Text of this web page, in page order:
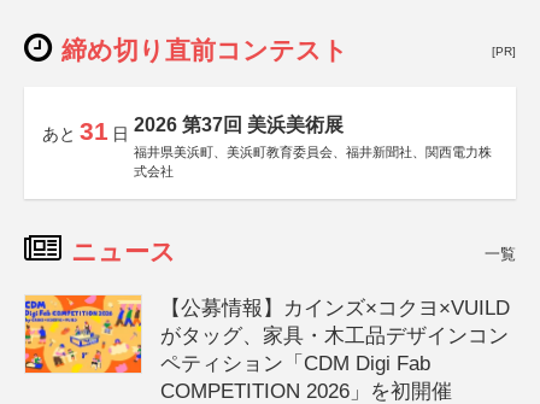
締め切り直前コンテスト [PR]
あと 31 日 2026 第37回 美浜美術展
福井県美浜町、美浜町教育委員会、福井新聞社、関西電力株
式会社
ニュース 一覧
【公募情報】カインズ×コクヨ×VUILD
がタッグ、家具・木工品デザインコン
ペティション「CDM Digi Fab
COMPETITION 2026」を初開催